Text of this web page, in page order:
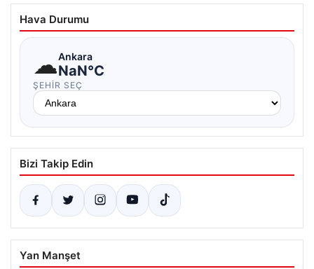
Hava Durumu
☁Ankara
NaN°C
ŞEHIR SEÇ
Bizi Takip Edin
Yan Manşet